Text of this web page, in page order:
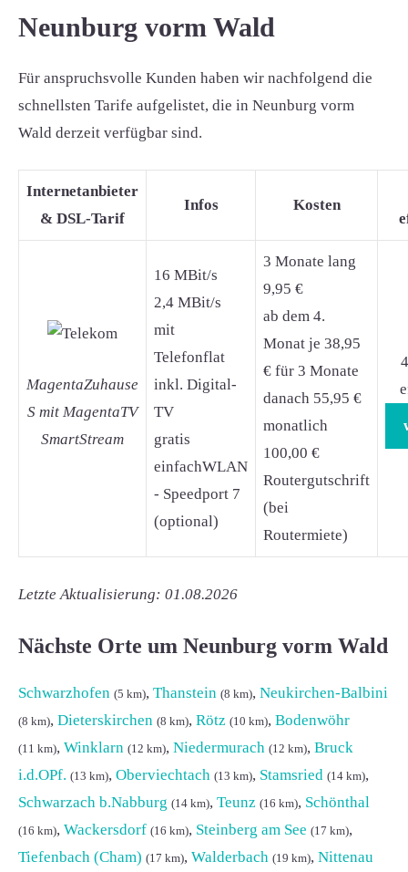
Neunburg vorm Wald
Für anspruchsvolle Kunden haben wir nachfolgend die
schnellsten Tarife aufgelistet, die in Neunburg vorm
Wald derzeit verfügbar sind.
Internetanbieter
& DSL-Tarif
Infos Kosten
MagentaZuhause
S mit MagentaTV
SmartStream
16 MBit/s
2,4 MBit/s
mit
Telefonflat
inkl. Digital-
TV
gratis
einfachWLAN
- Speedport 7
(optional)
3 Monate lang
9,95 €
ab dem 4.
Monat je 38,95
€ für 3 Monate
danach 55,95 €
monatlich
100,00 €
Routergutschrift
(bei
Routermiete)
Letzte Aktualisierung: 01.08.2026
Nächste Orte um Neunburg vorm Wald
Schwarzhofen (5 km), Thanstein (8 km), Neukirchen-Balbini
(8 km), Dieterskirchen (8 km), Rötz (10 km), Bodenwöhr
(11 km), Winklarn (12 km), Niedermurach (12 km), Bruck
i.d.OPf. (13 km), Oberviechtach (13 km), Stamsried (14 km),
Schwarzach b.Nabburg (14 km), Teunz (16 km), Schönthal
(16 km), Wackersdorf (16 km), Steinberg am See (17 km),
Tiefenbach (Cham) (17 km), Walderbach (19 km), Nittenau